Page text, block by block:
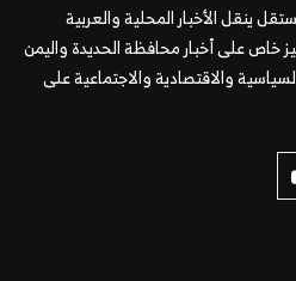
ينقل الأخبار المحلية والعربية
خاص على أخبار محافظة الحديدة واليمن
والاقتصادية والاجتماعية على